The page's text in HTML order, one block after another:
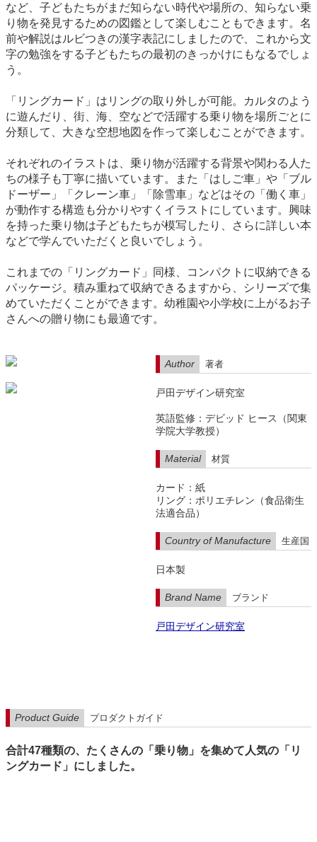
など、子どもたちがまだ知らない時代や場所の、知らない乗
り物を発見するための図鑑として楽しむこともできます。名
前や解説はルビつきの漢字表記にしましたので、これから文
字の勉強をする子どもたちの最初のきっかけにもなるでしょ
う。
「リングカード」はリングの取り外しが可能。カルタのよう
に遊んだり、街、海、空などで活躍する乗り物を場所ごとに
分類して、大きな空想地図を作って楽しむことができます。
それぞれのイラストは、乗り物が活躍する背景や関わる人た
ちの様子も丁寧に描いています。また「はしご車」や「ブル
ドーザー」「クレーン車」「除雪車」などはその「働く車」
が動作する構造も分かりやすくイラストにしています。興味
を持った乗り物は子どもたちが模写したり、さらに詳しい本
などで学んでいただくと良いでしょう。
これまでの「リングカード」同様、コンパクトに収納できる
パッケージ。積み重ねて収納できるますから、シリーズで集
めていただくことができます。幼稚園や小学校に上がるお子
さんへの贈り物にも最適です。
Author 著者
戸田デザイン研究室
英語監修：デビッド ヒース（関東
学院大学教授）
Material 材質
カード：紙
リング：ポリエチレン（食品衛生
法適合品）
Country of Manufacture 生産国
日本製
Brand Name ブランド
戸田デザイン研究室
Product Guide プロダクトガイド
合計47種類の、たくさんの「乗り物」を集めて人気の「リ
ングカード」にしました。